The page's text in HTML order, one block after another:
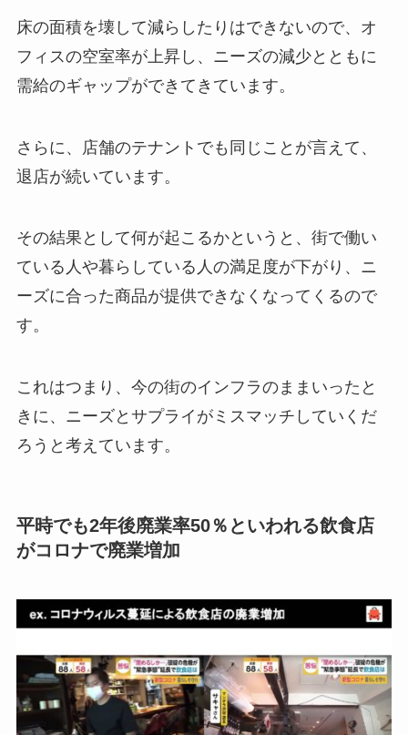
床の面積を壊して減らしたりはできないので、オ
フィスの空室率が上昇し、ニーズの減少とともに
需給のギャップができてきています。
さらに、店舗のテナントでも同じことが言えて、
退店が続いています。
その結果として何が起こるかというと、街で働い
ている人や暮らしている人の満足度が下がり、ニ
ーズに合った商品が提供できなくなってくるので
す。
これはつまり、今の街のインフラのままいったと
きに、ニーズとサプライがミスマッチしていくだ
ろうと考えています。
平時でも2年後廃業率50％といわれる飲食店
がコロナで廃業増加